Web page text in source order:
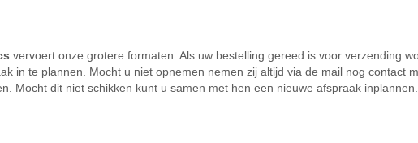
vervoert onze grotere formaten. Als uw bestelling gereed is voor verzending
in te plannen. Mocht u niet opnemen nemen zij altijd via de mail nog contact
Mocht dit niet schikken kunt u samen met hen een nieuwe afspraak inplannen.